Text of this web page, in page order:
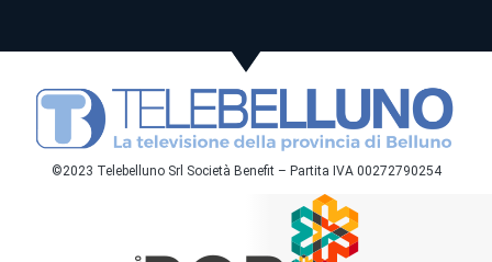
©2023 Telebelluno Srl Società Benefit – Partita IVA 00272790254